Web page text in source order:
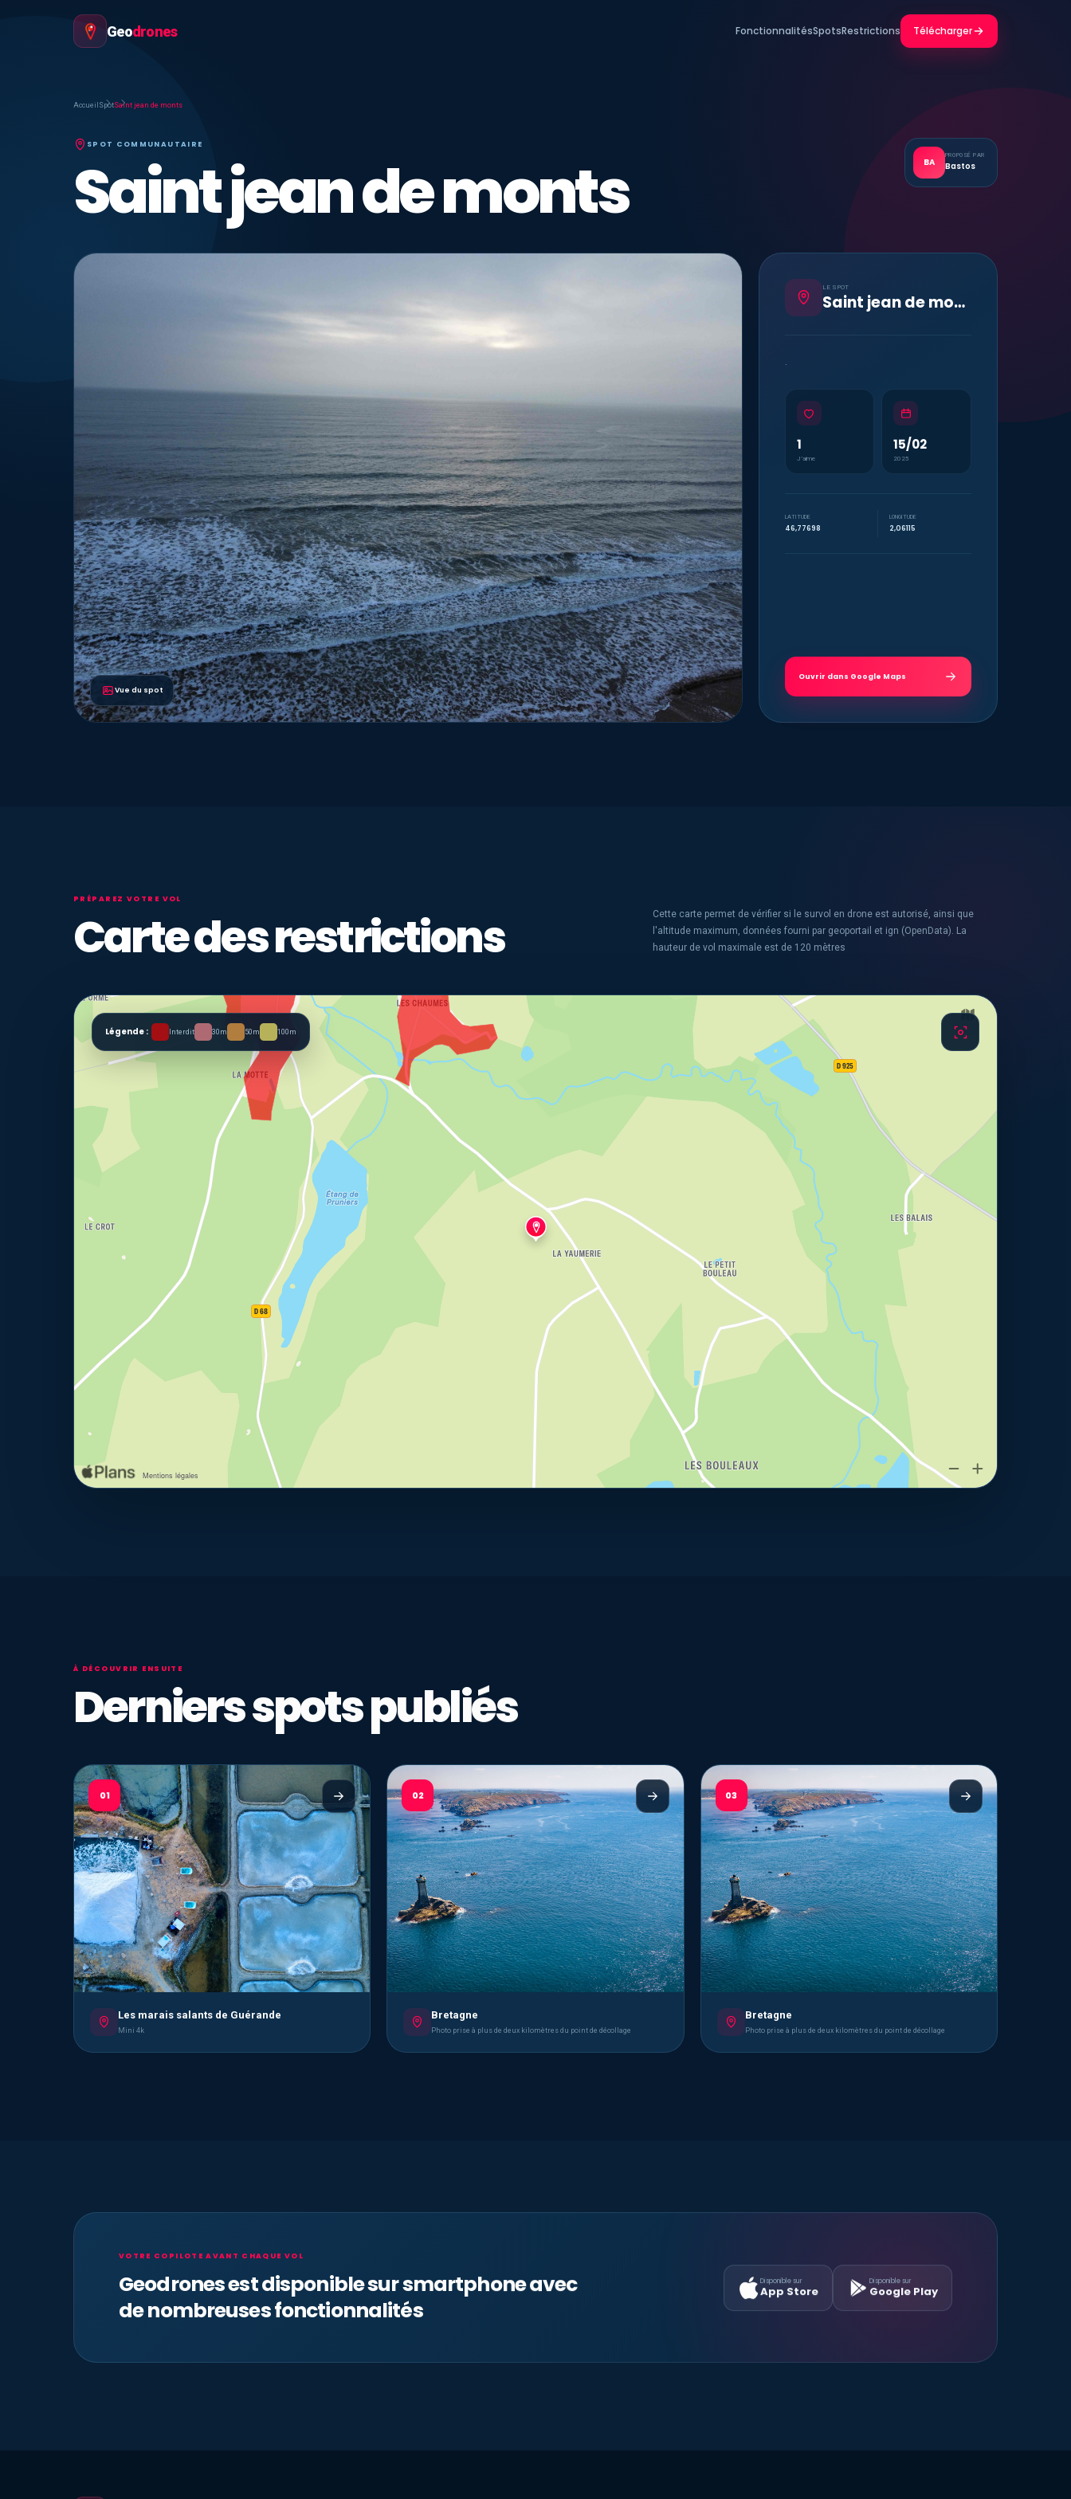
Geodrones FonctionnalitésSpotsRestrictions Télécharger
Accueil SpotSaint jean de monts
SPOT COMMUNAUTAIRE
Saint jean de monts BA
PROPOSÉ PAR
Bastos
Vue du spot
LE SPOT
Saint jean de monts
.
1
J’aime
15/02
2025
LATITUDE
46,77698
LONGITUDE
2,06115
Ouvrir dans Google Maps
PRÉPAREZ VOTRE VOL
Carte des restrictions
Cette carte permet de vérifier si le survol en drone est autorisé, ainsi que
l'altitude maximum, données fourni par geoportail et ign (OpenData). La
hauteur de vol maximale est de 120 mètres
Légende : Interdit 30m 50m 100m
À DÉCOUVRIR ENSUITE
Derniers spots publiés
01
Les marais salants de Guérande
Mini 4k
02
Bretagne
Photo prise à plus de deux kilomètres du point de décollage
03
Bretagne
Photo prise à plus de deux kilomètres du point de décollage
VOTRE COPILOTE AVANT CHAQUE VOL
Geodrones est disponible sur smartphone avec
de nombreuses fonctionnalités
Disponible sur
App Store
Disponible sur
Google Play